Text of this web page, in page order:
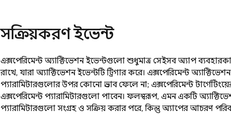
সক্রিয়করণ ইভেন্ট
এক্সপেরিমেন্ট অ্যাক্টিভেশন ইভেন্টগুলো শুধুমাত্র সেইসব অ্যাপ
রাখে, যারা অ্যাক্টিভেশন ইভেন্টটি ট্রিগার করে। এক্সপেরিমেন্ট
প্যারামিটারগুলোর উপর কোনো প্রভাব ফেলে না; এক্সপেরিমেন্ট
এক্সপেরিমেন্ট প্যারামিটারগুলো পাবেন। ফলস্বরূপ, এমন একটি
প্যারামিটারগুলো সংগ্রহ ও সক্রিয় করার পরে, কিন্তু অ্যাপের আচরণ